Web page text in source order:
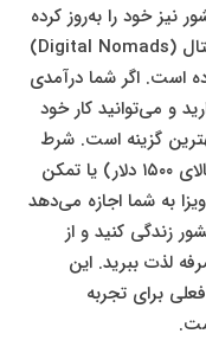
نیز خود را به‌روز کرده
و ویزای مخصوصی برای کوچ‌نشینان دیجیتال (Digital Nomads)
است. اگر شما درآمدی
و می‌توانید کار خود
گزینه است. شرط
اصلی داشتن درآمد ماهانه ثابت (معمولاً بالای ۱۵۰۰ دلار) یا تمکن
به شما اجازه می‌دهد
زندگی کنید و از
لذت ببرید. این
برای تجربه